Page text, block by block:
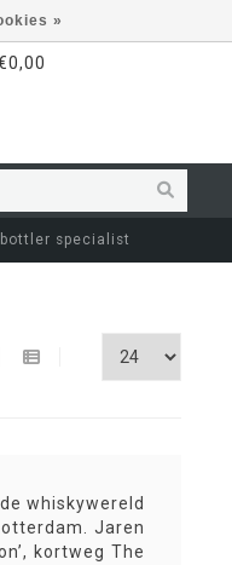
specialist
whiskywereld
Jaren
kortweg The
»